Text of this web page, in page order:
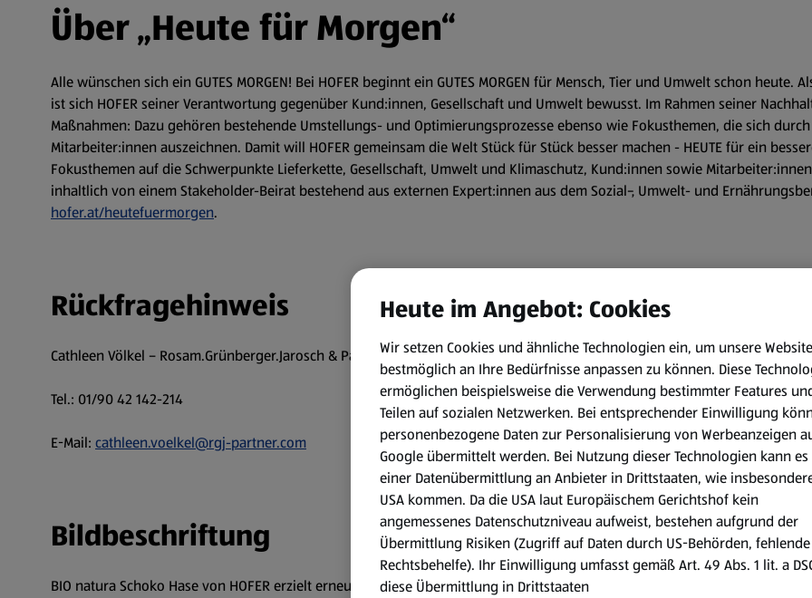
Über „Heute für Morgen“
Alle wünschen sich ein GUTES MORGEN! Bei HOFER beginnt ein GUTES MORGEN für Mensch, Tier und Umwelt schon
ist sich HOFER seiner Verantwortung gegenüber Kund:innen, Gesellschaft und Umwelt bewusst. Im Rahmen seiner
Maßnahmen: Dazu gehören bestehende Umstellungs- und Optimierungsprozesse ebenso wie Fokusthemen, die sich
Mitarbeiter:innen auszeichnen. Damit will HOFER gemeinsam die Welt Stück für Stück besser machen - HEUTE für ein
Fokusthemen auf die Schwerpunkte Lieferkette, Gesellschaft, Umwelt und Klimaschutz, Kund:innen sowie
inhaltlich von einem Stakeholder-Beirat bestehend aus externen Expert:innen aus dem Sozial-, Umwelt- und
hofer.at/heutefuermorgen.
Rückfragehinweis
Cathleen Völkel – Rosam.Grünberger.Jarosch & Partner
Tel.: 01/90 42 142-214
E-Mail: cathleen.voelkel@rgj-partner.com
Bildbeschriftung
BIO natura Schoko Hase von HOFER erzielt erneut Bestnote im Schoko-Osterhasen Check.
Heute im Angebot: Cookies
Wir setzen Cookies und ähnliche Technologien ein, um unsere Website
bestmöglich an Ihre Bedürfnisse anpassen zu können. Diese
ermöglichen beispielsweise die Verwendung bestimmter Features
Teilen auf sozialen Netzwerken. Bei entsprechender Einwilligung
personenbezogene Daten zur Personalisierung von Werbeanzeigen
Google übermittelt werden. Bei Nutzung dieser Technologien kann es
einer Datenübermittlung an Anbieter in Drittstaaten, wie
USA kommen. Da die USA laut Europäischem Gerichtshof kein
angemessenes Datenschutzniveau aufweist, bestehen aufgrund der
Übermittlung Risiken (Zugriff auf Daten durch US-Behörden, fehlende
Rechtsbehelfe). Ihr Einwilligung umfasst gemäß Art. 49 Abs. 1 lit. a
diese Übermittlung in Drittstaaten